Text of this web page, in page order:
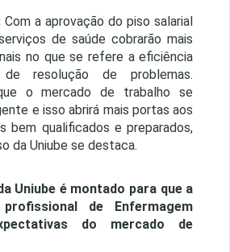
Com a aprovação do piso salarial
de saúde cobrarão mais
no que se refere a eficiência
resolução de problemas.
o mercado de trabalho se
e isso abrirá mais portas aos
bem qualificados e preparados,
da Uniube se destaca.
Uniube é montado para que a
de Enfermagem
do mercado de